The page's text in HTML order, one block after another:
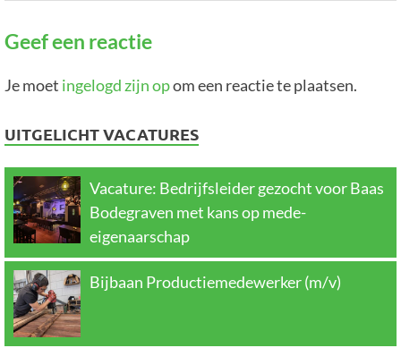
Geef een reactie
Je moet ingelogd zijn opom een reactie te plaatsen.
UITGELICHT VACATURES
Vacature: Bedrijfsleider gezocht voor Baas
Bodegraven met kans op mede-
eigenaarschap
Bijbaan Productiemedewerker (m/v)